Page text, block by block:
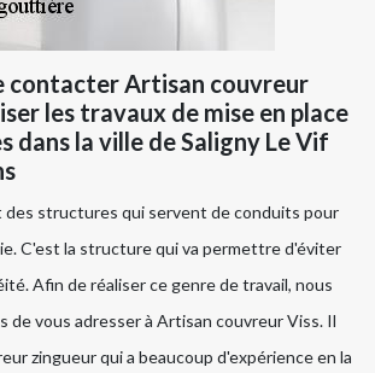
contacter Artisan couvreur
les travaux de mise en place
dans la ville de Saligny Le Vif
structures qui servent de conduits pour
C'est la structure qui va permettre d'éviter
Afin de réaliser ce genre de travail, nous
de vous adresser à Artisan couvreur Viss. Il
zingueur qui a beaucoup d'expérience en la